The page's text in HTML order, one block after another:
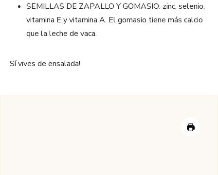
SEMILLAS DE ZAPALLO Y GOMASIO: zinc, selenio,
vitamina E y vitamina A. El gomasio tiene más calcio
que la leche de vaca.
Sí vives de ensalada!